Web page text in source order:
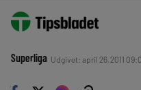
Superliga Udgivet: april 26, 2011